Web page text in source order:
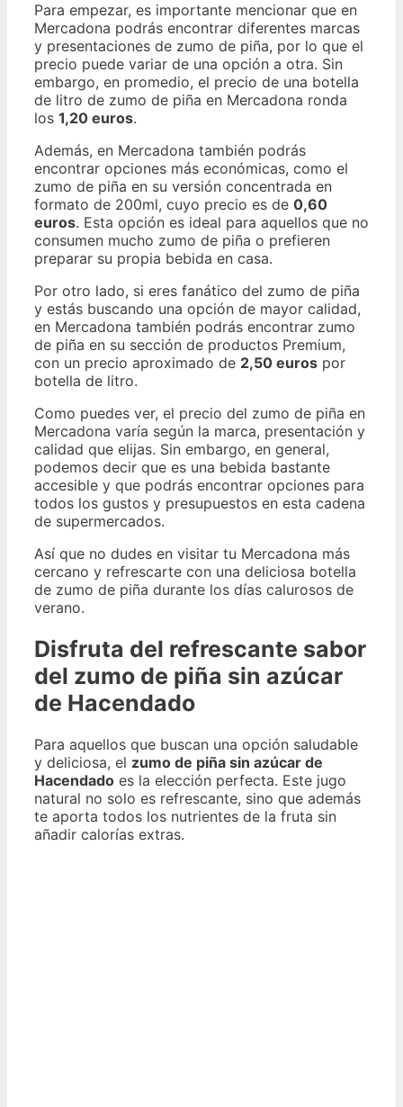
Para empezar, es importante mencionar que en
Mercadona podrás encontrar diferentes marcas
y presentaciones de zumo de piña, por lo que el
precio puede variar de una opción a otra. Sin
embargo, en promedio, el precio de una botella
de litro de zumo de piña en Mercadona ronda
los 1,20 euros.
Además, en Mercadona también podrás
encontrar opciones más económicas, como el
zumo de piña en su versión concentrada en
formato de 200ml, cuyo precio es de 0,60
euros. Esta opción es ideal para aquellos que no
consumen mucho zumo de piña o prefieren
preparar su propia bebida en casa.
Por otro lado, si eres fanático del zumo de piña
y estás buscando una opción de mayor calidad,
en Mercadona también podrás encontrar zumo
de piña en su sección de productos Premium,
con un precio aproximado de 2,50 euros por
botella de litro.
Como puedes ver, el precio del zumo de piña en
Mercadona varía según la marca, presentación y
calidad que elijas. Sin embargo, en general,
podemos decir que es una bebida bastante
accesible y que podrás encontrar opciones para
todos los gustos y presupuestos en esta cadena
de supermercados.
Así que no dudes en visitar tu Mercadona más
cercano y refrescarte con una deliciosa botella
de zumo de piña durante los días calurosos de
verano.
Disfruta del refrescante sabor
del zumo de piña sin azúcar
de Hacendado
Para aquellos que buscan una opción saludable
y deliciosa, el zumo de piña sin azúcar de
Hacendado es la elección perfecta. Este jugo
natural no solo es refrescante, sino que además
te aporta todos los nutrientes de la fruta sin
añadir calorías extras.